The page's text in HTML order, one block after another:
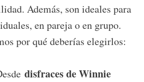
Además, son ideales para
en pareja o en grupo.
por qué deberías elegirlos:
disfraces de Winnie